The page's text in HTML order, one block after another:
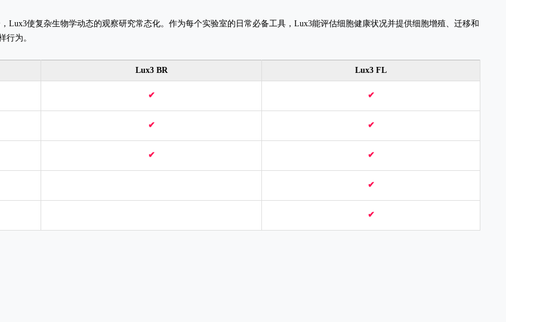
Lux3使复杂生物学动态的观察研究常态化。作为每个实验室的日常必备工具，Lux3能评估细胞健康状况并提供细胞增殖、迁移和
行为。
Lux3 BR Lux3 FL
✔ ✔
✔ ✔
✔ ✔
✔
✔